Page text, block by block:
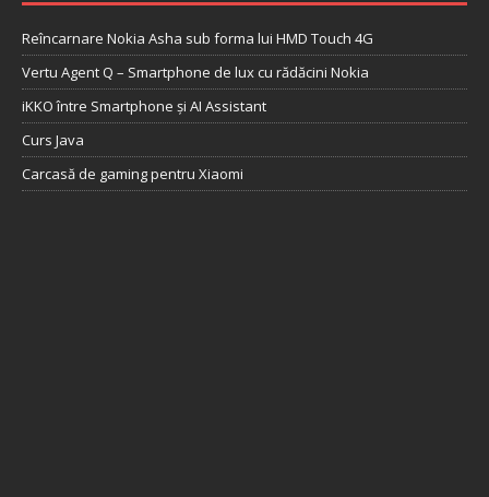
Reîncarnare Nokia Asha sub forma lui HMD Touch 4G
Vertu Agent Q – Smartphone de lux cu rădăcini Nokia
iKKO între Smartphone și AI Assistant
Curs Java
Carcasă de gaming pentru Xiaomi